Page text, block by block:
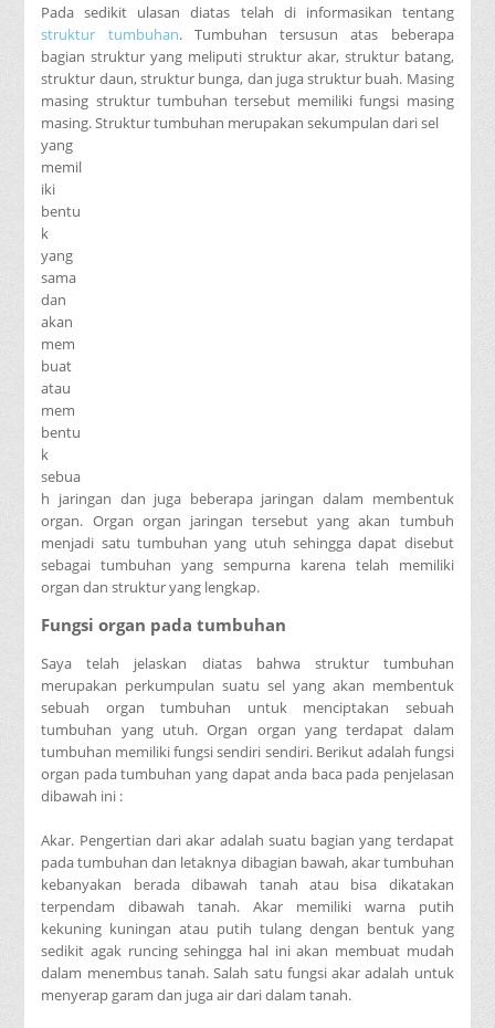
Pada sedikit ulasan diatas telah di informasikan tentang
struktur tumbuhan. Tumbuhan tersusun atas beberapa
bagian struktur yang meliputi struktur akar, struktur batang,
struktur daun, struktur bunga, dan juga struktur buah. Masing
masing struktur tumbuhan tersebut memiliki fungsi masing
masing. Struktur tumbuhan merupakan sekumpulan dari sel
yang
memil
iki
bentu
k
yang
sama
dan
akan
mem
buat
atau
mem
bentu
k
sebua
h jaringan dan juga beberapa jaringan dalam membentuk
organ. Organ organ jaringan tersebut yang akan tumbuh
menjadi satu tumbuhan yang utuh sehingga dapat disebut
sebagai tumbuhan yang sempurna karena telah memiliki
organ dan struktur yang lengkap.
Fungsi organ pada tumbuhan
Saya telah jelaskan diatas bahwa struktur tumbuhan
merupakan perkumpulan suatu sel yang akan membentuk
sebuah organ tumbuhan untuk menciptakan sebuah
tumbuhan yang utuh. Organ organ yang terdapat dalam
tumbuhan memiliki fungsi sendiri sendiri. Berikut adalah fungsi
organ pada tumbuhan yang dapat anda baca pada penjelasan
dibawah ini :
Akar. Pengertian dari akar adalah suatu bagian yang terdapat
pada tumbuhan dan letaknya dibagian bawah, akar tumbuhan
kebanyakan berada dibawah tanah atau bisa dikatakan
terpendam dibawah tanah. Akar memiliki warna putih
kekuning kuningan atau putih tulang dengan bentuk yang
sedikit agak runcing sehingga hal ini akan membuat mudah
dalam menembus tanah. Salah satu fungsi akar adalah untuk
menyerap garam dan juga air dari dalam tanah.